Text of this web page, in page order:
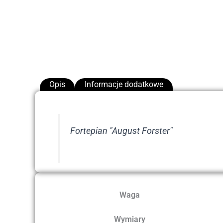
Opis Informacje dodatkowe
Fortepian "August Forster"
Waga
Wymiary